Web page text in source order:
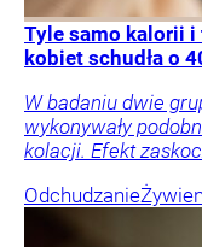
Tyle samo kalorii i
kobiet schudła o
W badaniu dwie
wykonywały
kolacji. Efekt
Odchudzanie